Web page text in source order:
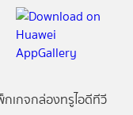
กเกจกล่องทรูไอดีทีวี